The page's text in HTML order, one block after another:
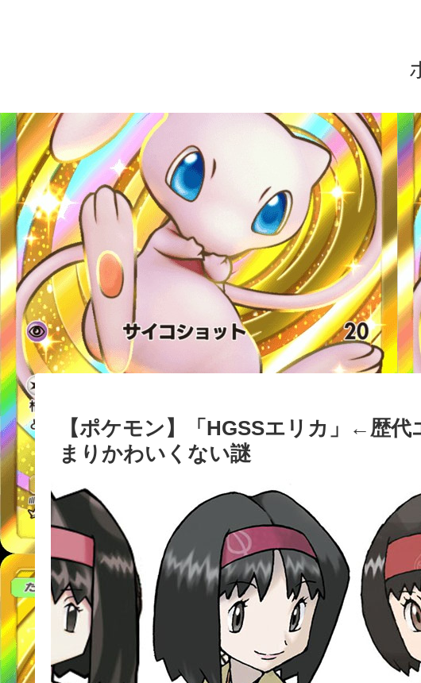
【ポケモン】「HGSSエリカ」←歴
まりかわいくない謎